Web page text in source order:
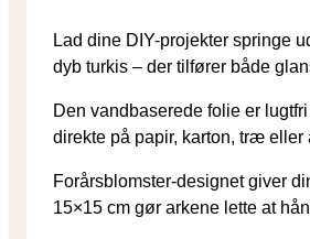
Lad dine DIY-projekter springe
dyb turkis – der tilfører både
Den vandbaserede folie er
direkte på papir, karton, træ
Forårsblomster-designet giver
15×15 cm gør arkene lette at